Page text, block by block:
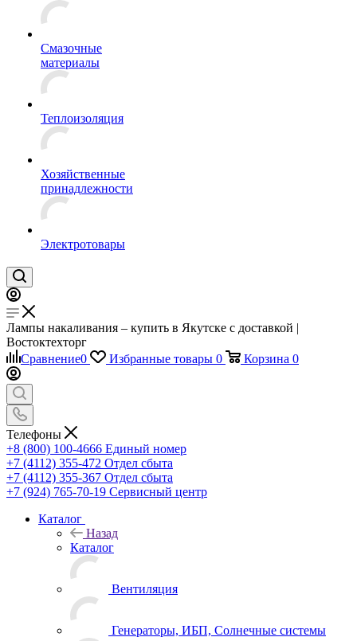
Смазочные
материалы
Теплоизоляция
Хозяйственные
принадлежности
Электротовары
Лампы накаливания – купить в Якутске с доставкой |
Востоктехторг
Сравнение0 Избранные товары 0 Корзина 0
Телефоны
+8 (800) 100-4666 Единый номер
+7 (4112) 355-472 Отдел сбыта
+7 (4112) 355-367 Отдел сбыта
+7 (924) 765-70-19 Сервисный центр
Каталог
Назад
Каталог
Вентиляция
Генераторы, ИБП, Солнечные системы